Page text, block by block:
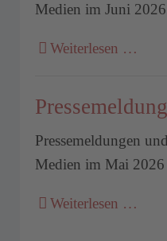
Medien im Juni 2026
Weiterlesen …
Pressemeldungen
Medien im Mai 2026
Weiterlesen …